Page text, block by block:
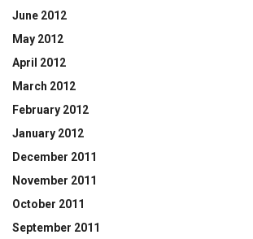
June 2012
May 2012
April 2012
March 2012
February 2012
January 2012
December 2011
November 2011
October 2011
September 2011